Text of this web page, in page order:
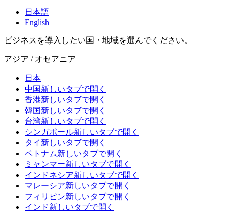
日本語
English
ビジネスを導入したい国・地域を選んでください。
アジア / オセアニア
日本
中国新しいタブで開く
香港新しいタブで開く
韓国新しいタブで開く
台湾新しいタブで開く
シンガポール新しいタブで開く
タイ 新しいタブで開く
ベトナム新しいタブで開く
ミャンマー新しいタブで開く
インドネシア新しいタブで開く
マレーシア新しいタブで開く
フィリピン新しいタブで開く
インド新しいタブで開く